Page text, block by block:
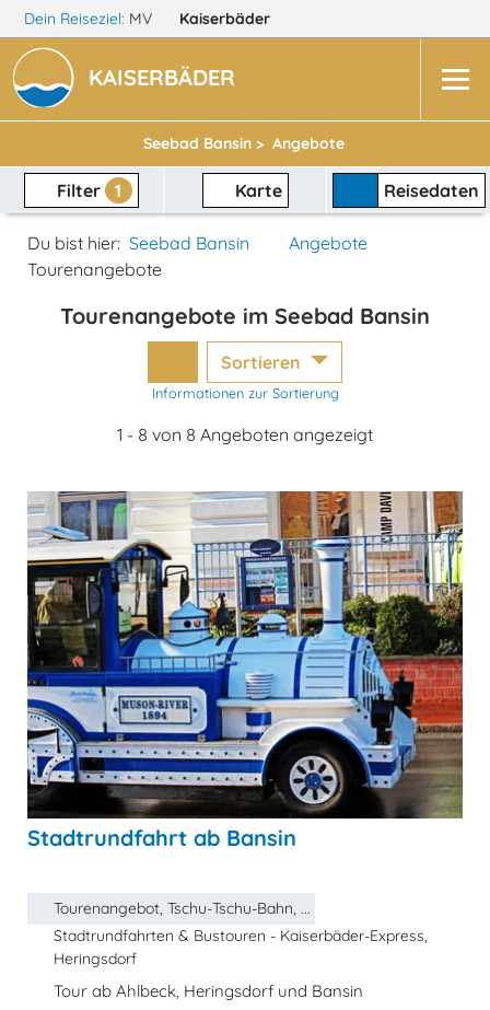
Dein Reiseziel: MV Kaiserbäder
KAISERBÄDER
Seebad Bansin > Angebote
Filter 1 Karte Reisedaten
Du bist hier: Seebad Bansin
Angebote
Tourenangebote
Tourenangebote im Seebad Bansin
Sortieren
Informationen zur Sortierung
1 - 8 von 8 Angeboten angezeigt
Stadtrundfahrt ab Bansin
Tourenangebot, Tschu-Tschu-Bahn, ...
Stadtrundfahrten & Bustouren - Kaiserbäder-Express,
Heringsdorf
Tour ab Ahlbeck, Heringsdorf und Bansin